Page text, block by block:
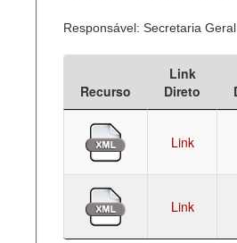
Processo Legislativo
Deputados Estaduais
Administração
Legislação
Perguntas frequentes
Responsável: Secretaria
Recurso
Link
Direto
Link
Link